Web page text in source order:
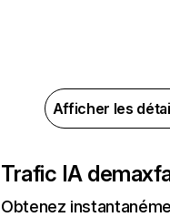
Afficher les
Trafic IA de
Obtenez